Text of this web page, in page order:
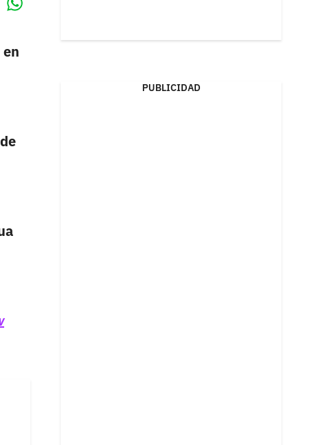
PUBLICIDAD